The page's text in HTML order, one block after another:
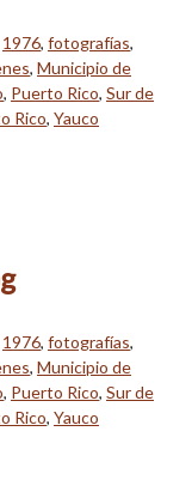
1976, fotografías,
, Municipio de
, Puerto Rico, Sur de
Rico, Yauco
1976, fotografías,
, Municipio de
, Puerto Rico, Sur de
Rico, Yauco